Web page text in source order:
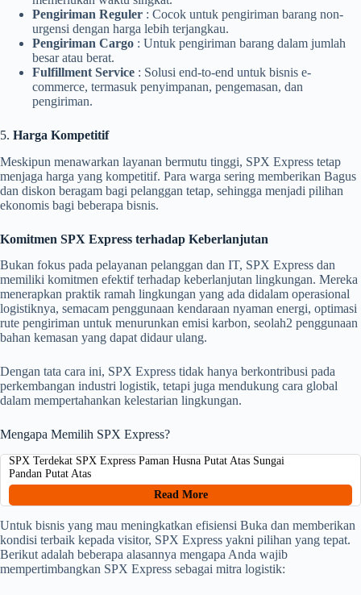
Pengiriman Reguler : Cocok untuk pengiriman barang non-
urgensi dengan harga lebih terjangkau.
Pengiriman Cargo : Untuk pengiriman barang dalam jumlah
besar atau berat.
Fulfillment Service : Solusi end-to-end untuk bisnis e-
commerce, termasuk penyimpanan, pengemasan, dan
pengiriman.
5. Harga Kompetitif
Meskipun menawarkan layanan bermutu tinggi, SPX Express tetap
menjaga harga yang kompetitif. Para warga sering memberikan Bagus
dan diskon beragam bagi pelanggan tetap, sehingga menjadi pilihan
ekonomis bagi beberapa bisnis.
Komitmen SPX Express terhadap Keberlanjutan
Bukan fokus pada pelayanan pelanggan dan IT, SPX Express dan
memiliki komitmen efektif terhadap keberlanjutan lingkungan. Mereka
menerapkan praktik ramah lingkungan yang ada didalam operasional
logistiknya, semacam penggunaan kendaraan nyaman energi, optimasi
rute pengiriman untuk menurunkan emisi karbon, seolah2 penggunaan
bahan kemasan yang dapat didaur ulang.
Dengan tata cara ini, SPX Express tidak hanya berkontribusi pada
perkembangan industri logistik, tetapi juga mendukung cara global
dalam mempertahankan kelestarian lingkungan.
Mengapa Memilih SPX Express?
SPX Terdekat SPX Express Paman Husna Putat Atas Sungai
Pandan Putat Atas
Read More
Untuk bisnis yang mau meningkatkan efisiensi Buka dan memberikan
kondisi terbaik kepada visitor, SPX Express yakni pilihan yang tepat.
Berikut adalah beberapa alasannya mengapa Anda wajib
mempertimbangkan SPX Express sebagai mitra logistik: